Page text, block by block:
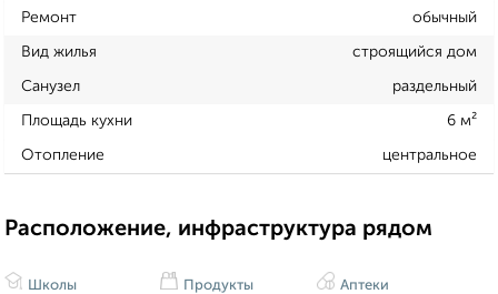
Ремонт обычный
Вид жилья строящийся дом
Санузел раздельный
Площадь кухни 6 м²
Отопление центральное
Расположение, инфраструктура рядом
Школы Продукты Аптеки